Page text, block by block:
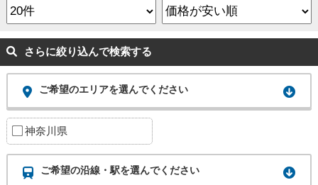
さらに絞り込んで検索する
ご希望のエリアを選んでください
神奈川県
ご希望の沿線・駅を選んでください